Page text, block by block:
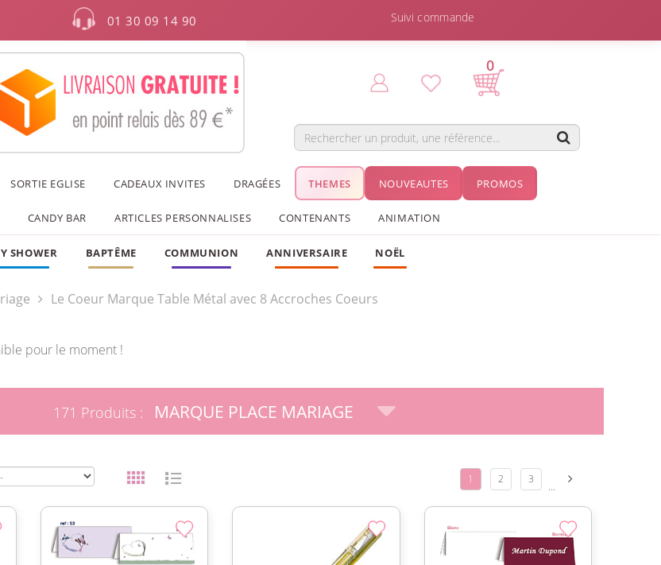
01 30 09 14 90 Suivi commande
0
SORTIE EGLISE CADEAUX INVITES DRAGÉES THEMES NOUVEAUTES PROMOS
CANDY BAR ARTICLES PERSONNALISES CONTENANTS ANIMATION
SHOWER BAPTÊME COMMUNION ANNIVERSAIRE NOËL
Le Coeur Marque Table Métal avec 8 Accroches Coeurs
pour le moment !
171 Produits : MARQUE PLACE MARIAGE
1 2 3 ...